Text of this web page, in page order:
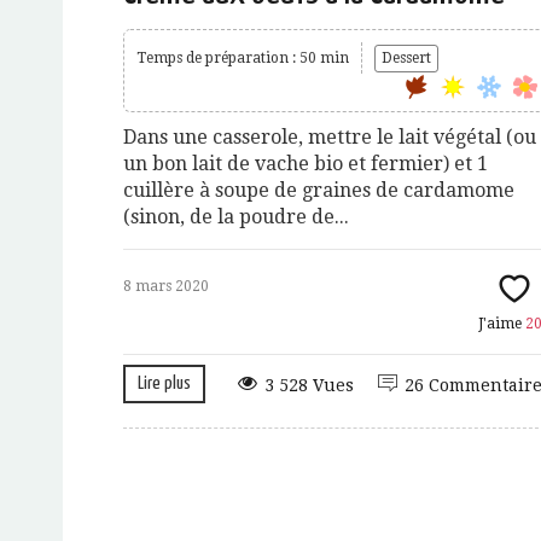
Temps de préparation : 50 min Dessert
Dans une casserole, mettre le lait végétal (ou
un bon lait de vache bio et fermier) et 1
cuillère à soupe de graines de cardamome
(sinon, de la poudre de...
8 mars 2020
J'aime
Lire plus 26
3 528 Vues